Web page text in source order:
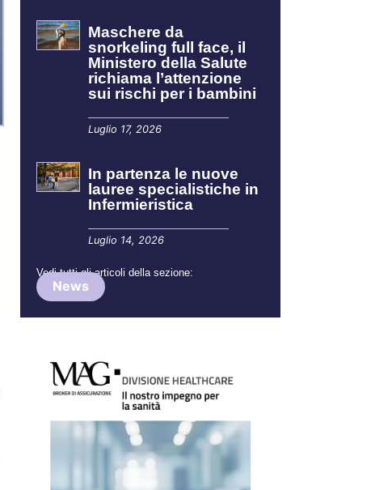
Maschere da
snorkeling full face, il
Ministero della Salute
richiama l’attenzione
sui rischi per i bambini
Luglio 17, 2026
In partenza le nuove
lauree specialistiche in
Infermieristica
Luglio 14, 2026
Vedi tutti gli articoli della sezione:
News